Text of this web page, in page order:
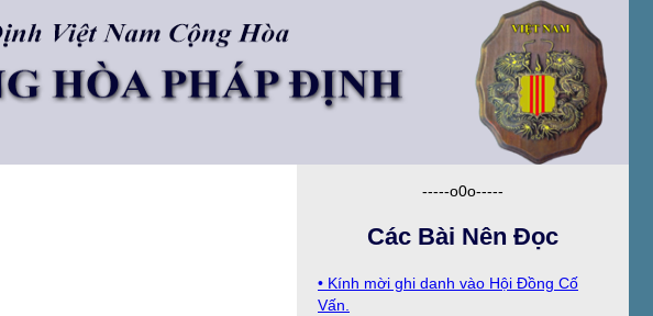
-----o0o-----
Các Bài Nên Đọc
• Kính mời ghi danh vào Hội Ðồng Cố
Vấn.